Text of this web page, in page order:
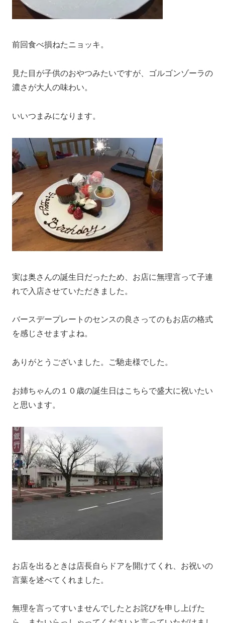
前回食べ損ねたニョッキ。
見た目が子供のおやつみたいですが、ゴルゴンゾーラの
濃さが大人の味わい。
いいつまみになります。
実は奥さんの誕生日だったため、お店に無理言って子連
れで入店させていただきました。
バースデープレートのセンスの良さってのもお店の格式
を感じさせますよね。
ありがとうございました。ご馳走様でした。
お姉ちゃんの１０歳の誕生日はこちらで盛大に祝いたい
と思います。
お店を出るときは店長自らドアを開けてくれ、お祝いの
言葉を述べてくれました。
無理を言ってすいませんでしたとお詫びを申し上げた